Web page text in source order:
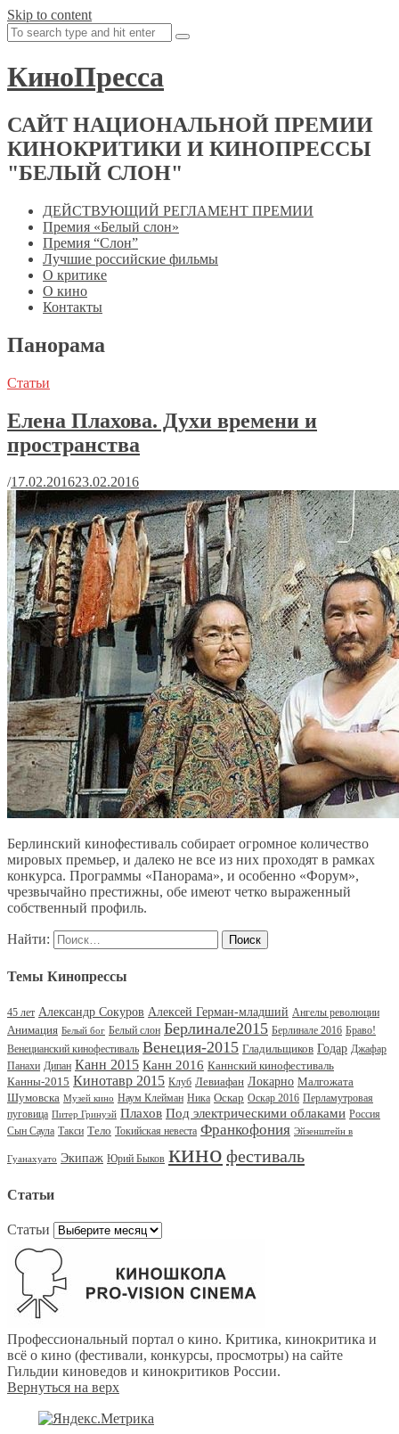
Skip to content
КиноПресса
САЙТ НАЦИОНАЛЬНОЙ ПРЕМИИ
КИНОКРИТИКИ И КИНОПРЕССЫ
"БЕЛЫЙ СЛОН"
ДЕЙСТВУЮЩИЙ РЕГЛАМЕНТ ПРЕМИИ
Премия «Белый слон»
Премия “Слон”
Лучшие российские фильмы
О критике
О кино
Контакты
Панорама
Статьи
Елена Плахова. Духи времени и
пространства
/17.02.201623.02.2016
Берлинский кинофестиваль собирает огромное количество
мировых премьер, и далеко не все из них проходят в рамках
конкурса. Программы «Панорама», и особенно «Форум»,
чрезвычайно престижны, обе имеют четко выраженный
собственный профиль.
Найти:
Темы Кинопрессы
45 лет Александр Сокуров Алексей Герман-младший Ангелы революции
Анимация Белый бог Белый слон Берлинале2015 Берлинале 2016 Браво!
Венецианский кинофестиваль Венеция-2015 Гладильщиков Годар Джафар
Панахи Дипан Канн 2015 Канн 2016 Каннский кинофестиваль
Канны-2015 Кинотавр 2015 Клуб Левиафан Локарно Малгожата
Шумовска Музей кино Наум Клейман Ника Оскар Оскар 2016 Перламутровая
пуговица Питер Гринуэй Плахов Под электрическими облаками Россия
Сын Саула Такси Тело Токийская невеста Франкофония Эйзенштейн в
Гуанахуато Экипаж Юрий Быков кино фестиваль
Статьи
Статьи
Профессиональный портал о кино. Критика, кинокритика и
всё о кино (фестивали, конкурсы, просмотры) на сайте
Гильдии киноведов и кинокритиков России.
Вернуться на верх